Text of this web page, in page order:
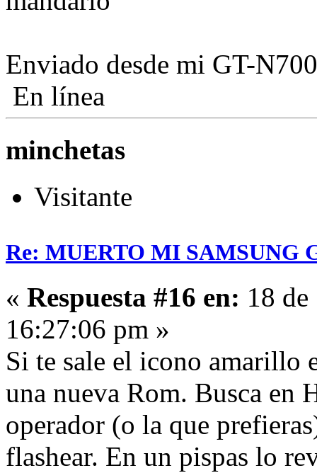
Enviado desde mi GT-
En línea
minchetas
Visitante
Re: MUERTO MI SAMSUNG
« Respuesta #16 en: 18
16:27:06 pm »
Si te sale el icono amarillo
una nueva Rom. Busca en
operador (o la que
flashear. En un pispas lo